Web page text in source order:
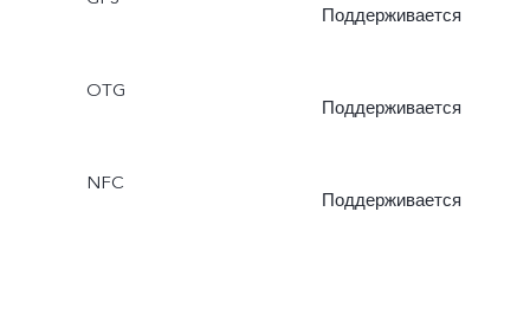
Поддерживается
OTG
Поддерживается
NFC
Поддерживается